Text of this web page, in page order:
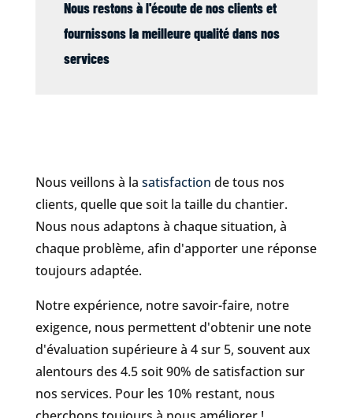
Nous restons à l'écoute de nos clients et
fournissons la meilleure qualité dans nos
services
Nous veillons à la satisfaction de tous nos
clients, quelle que soit la taille du chantier.
Nous nous adaptons à chaque situation, à
chaque problème, afin d'apporter une réponse
toujours adaptée.
Notre expérience, notre savoir-faire, notre
exigence, nous permettent d'obtenir une note
d'évaluation supérieure à 4 sur 5, souvent aux
alentours des 4.5 soit 90% de satisfaction sur
nos services. Pour les 10% restant, nous